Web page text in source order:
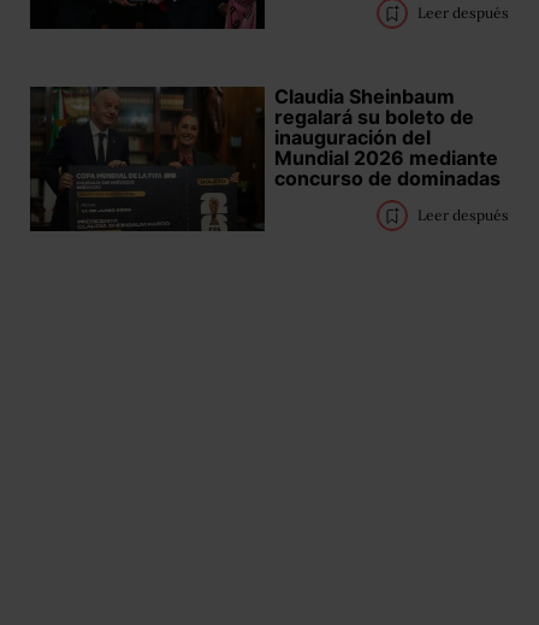
Leer después
Claudia Sheinbaum
regalará su boleto de
inauguración del
Mundial 2026 mediante
concurso de dominadas
Leer después